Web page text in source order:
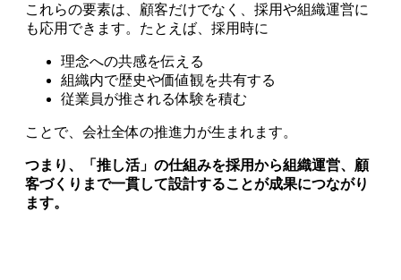
これらの要素は、顧客だけでなく、採用や組織運営に
も応用できます。たとえば、採用時に
理念への共感を伝える
組織内で歴史や価値観を共有する
従業員が推される体験を積む
ことで、会社全体の推進力が生まれます。
つまり、「推し活」の仕組みを採用から組織運営、顧
客づくりまで一貫して設計することが成果につながり
ます。